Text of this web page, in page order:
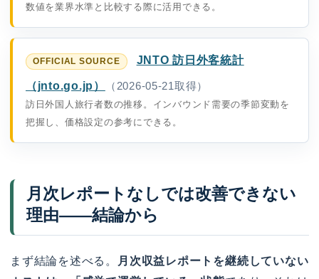
数値を業界水準と比較する際に活用できる。
JNTO 訪日外客統計
（jnto.go.jp）
（2026-05-21取得）
訪日外国人旅行者数の推移。インバウンド需要の季節変動を
把握し、価格設定の参考にできる。
月次レポートなしでは改善できない
理由――結論から
まず結論を述べる。
月次収益レポートを継続していない